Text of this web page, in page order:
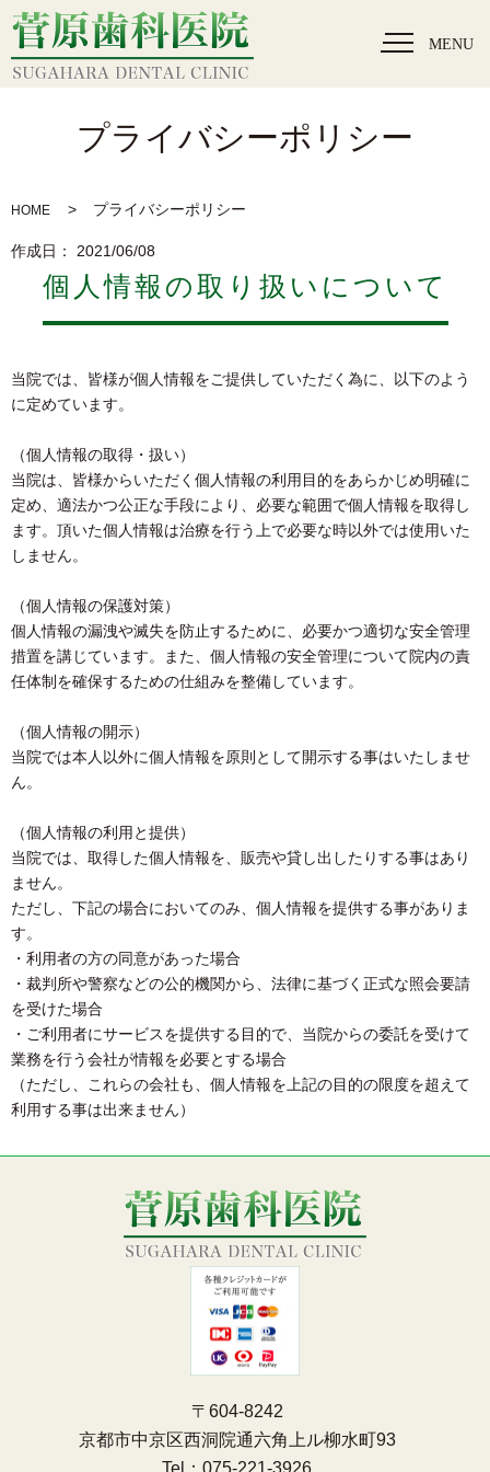
MENU
プライバシーポリシー
HOME プライバシーポリシー
作成日： 2021/06/08
個人情報の取り扱いについて
当院では、皆様が個人情報をご提供していただく為に、以下のよう
に定めています。
（個人情報の取得・扱い）
当院は、皆様からいただく個人情報の利用目的をあらかじめ明確に
定め、適法かつ公正な手段により、必要な範囲で個人情報を取得し
ます。頂いた個人情報は治療を行う上で必要な時以外では使用いた
しません。
（個人情報の保護対策）
個人情報の漏洩や滅失を防止するために、必要かつ適切な安全管理
措置を講じています。また、個人情報の安全管理について院内の責
任体制を確保するための仕組みを整備しています。
（個人情報の開示）
当院では本人以外に個人情報を原則として開示する事はいたしませ
ん。
（個人情報の利用と提供）
当院では、取得した個人情報を、販売や貸し出したりする事はあり
ません。
ただし、下記の場合においてのみ、個人情報を提供する事がありま
す。
・利用者の方の同意があった場合
・裁判所や警察などの公的機関から、法律に基づく正式な照会要請
を受けた場合
・ご利用者にサービスを提供する目的で、当院からの委託を受けて
業務を行う会社が情報を必要とする場合
（ただし、これらの会社も、個人情報を上記の目的の限度を超えて
利用する事は出来ません）
〒604-8242
京都市中京区西洞院通六角上ル柳水町93